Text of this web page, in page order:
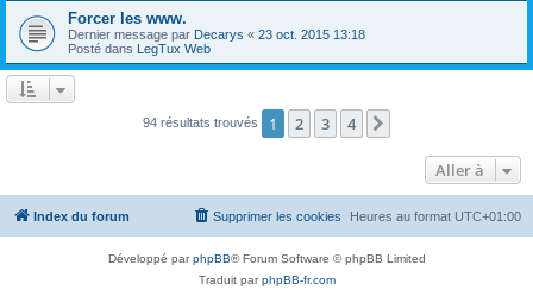
Forcer les www.
Dernier message par Decarys « 23 oct. 2015 13:18
Posté dans LegTux Web
94 résultats trouvés 1 2 3 4
Aller à
Index du forum Heures au format UTC+01:00
Supprimer les cookies
Développé parphpBB® Forum Software © phpBB Limited
Traduit parphpBB-fr.com